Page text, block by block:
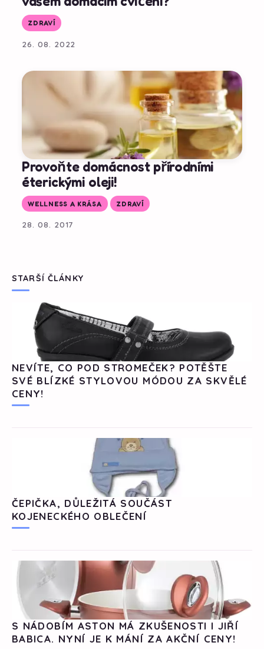
ZDRAVÍ
26. 08. 2022
Provoňte domácnost přírodními
éterickými oleji!
WELLNESS A KRÁSA ZDRAVÍ
28. 08. 2017
STARŠÍ ČLÁNKY
NEVÍTE, CO POD STROMEČEK? POTĚŠTE
SVÉ BLÍZKÉ STYLOVOU MÓDOU ZA SKVĚLÉ
CENY!
ČEPIČKA, DŮLEŽITÁ SOUČÁST
KOJENECKÉHO OBLEČENÍ
S NÁDOBÍM ASTON MÁ ZKUŠENOSTI I JIŘÍ
BABICA. NYNÍ JE K MÁNÍ ZA AKČNÍ CENY!